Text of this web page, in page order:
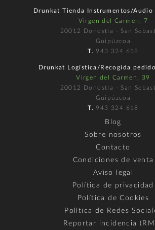
Drunkat Tienda Instrumentos/Audio
Virgen del Carmen, 7
20012 Donostia - San
Guipúzcoa
T. 943 324 618
Drunkat Logística/Recogida
Virgen del Carmen, 39
20012 Donostia - San
Guipúzcoa
T. 943 324 618
Blog
Sobre nosotros
Contacto
Condiciones de venta
Aviso legal
Política de privacidad
Política de Cookies
Política de Redes
Reportar incidencia